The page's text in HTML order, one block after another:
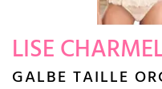
LISE
GALBE TAILLE